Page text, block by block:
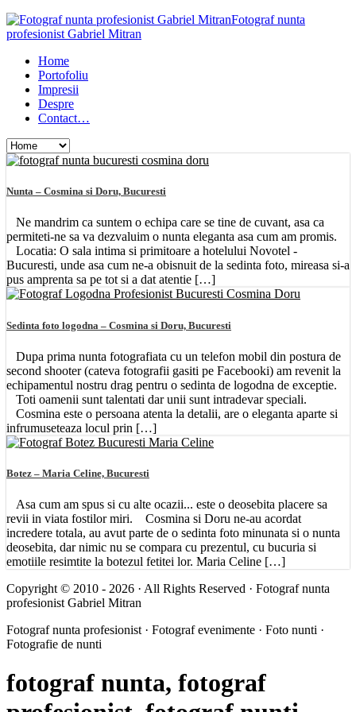
Fotograf nunta
profesionist Gabriel Mitran
Home
Portofoliu
Impresii
Despre
Contact…
Nunta – Cosmina si Doru, Bucuresti
Ne mandrim ca suntem o echipa care se tine de cuvant, asa ca
permiteti-ne sa va dezvaluim o nunta eleganta asa cum am promis.
Locatia: O sala intima si primitoare a hotelului Novotel -
Bucuresti, unde asa cum ne-a obisnuit de la sedinta foto, mireasa si-a
pus amprenta sa pe tot si a dat atentie […]
Sedinta foto logodna – Cosmina si Doru, Bucuresti
Dupa prima nunta fotografiata cu un telefon mobil din postura de
second shooter (cateva fotografii gasiti pe Facebooki) am revenit la
echipamentul nostru drag pentru o sedinta de logodna de exceptie.
Toti oamenii sunt talentati dar unii sunt intradevar speciali.
Cosmina este o persoana atenta la detalii, are o eleganta aparte si
infrumuseteaza locul prin […]
Botez – Maria Celine, Bucuresti
Asa cum am spus si cu alte ocazii... este o deosebita placere sa
revii in viata fostilor miri. Cosmina si Doru ne-au acordat
incredere totala, au avut parte de o sedinta foto minunata si o nunta
deosebita, dar nimic nu se compara cu prezentul, cu bucuria si
emotiile resimtite la botezul fetitei lor. Maria Celine […]
Copyright © 2010 - 2026 · All Rights Reserved · Fotograf nunta
profesionist Gabriel Mitran
Fotograf nunta profesionist · Fotograf evenimente · Foto nunti ·
Fotografie de nunti
fotograf nunta, fotograf